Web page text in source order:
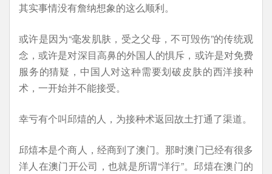
其实事情没有詹纳想象的这么顺利。
或许是因为“毫发肌肤，受之父母，不可毁伤”的传统观
念，或许是对深目高鼻的外国人的惧斥，或许是对免费
服务的猜疑，中国人对这种需要划破皮肤的西洋接种
术，一开始并不能接受。
幸亏有个叫邱熺的人，为接种术返回故土打通了渠道。
邱熺本是个商人，经商到了澳门。那时澳门已经有很多
洋人在澳门开公司，也就是所谓“洋行”。邱熺在澳门的